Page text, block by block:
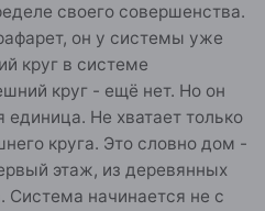
своего совершенства.
он у системы уже
круг в системе
круг - ещё нет. Но он
Не хватает только
круга. Это словно дом -
этаж, из деревянных
Система начинается не с